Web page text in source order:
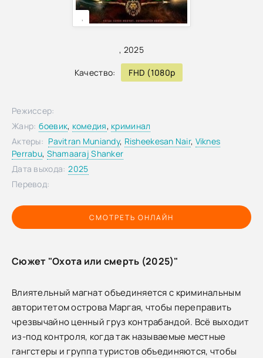
, 2025
Качество: FHD (1080p
,
СМОТРЕТЬ ОНЛАЙН
Режиссер:
Жанр: боевик, комедия, криминал
Актеры: Pavitran Muniandy, Risheekesan Nair, Viknes
Perrabu, Shamaaraj Shanker
Дата выхода: 2025
Перевод:
Сюжет "Охота или смерть (2025)"
Влиятельный магнат объединяется с криминальным
авторитетом острова Маргая, чтобы переправить
чрезвычайно ценный груз контрабандой. Всё выходит
из-под контроля, когда так называемые местные
гангстеры и группа туристов объединяются, чтобы